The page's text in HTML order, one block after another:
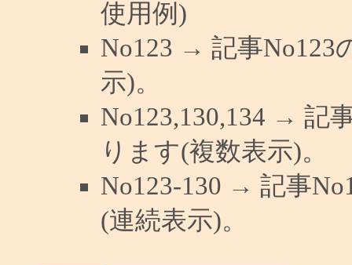
使用例)
No123 → 記事No123
示)。
No123,130,134 → 記
ります(複数表示)。
No123-130 → 記事
(連続表示)。